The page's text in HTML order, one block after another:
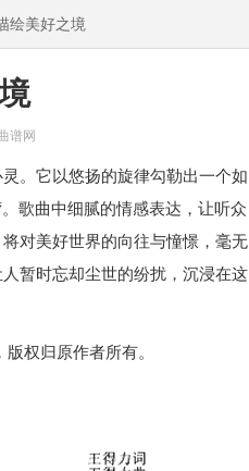
绘美好之境
谱网
。它以悠扬的旋律勾勒出一个如
歌曲中细腻的情感表达，让听众
对美好世界的向往与憧憬，毫无
暂时忘却尘世的纷扰，沉浸在这
权归原作者所有。